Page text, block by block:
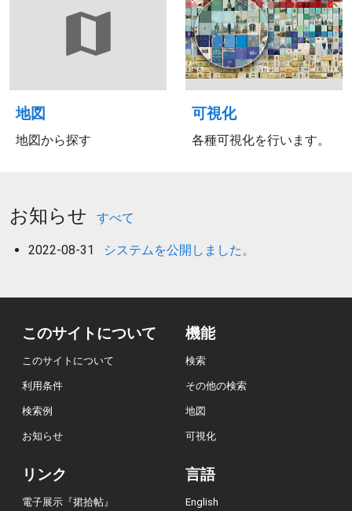
地図
地図から探す
可視化
各種可視化を行います。
お知らせ すべて
2022-08-31 システムを公開しました。
このサイトについて
このサイトについて
利用条件
検索例
お知らせ
機能
検索
その他の検索
地図
可視化
リンク
電子展示『捃拾帖』
言語
English